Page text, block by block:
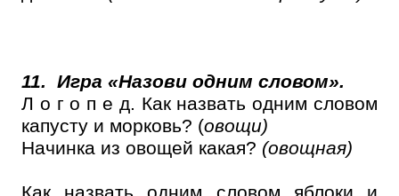
11. Игра «Назови одним словом».
Л о г о п е д. Как назвать одним словом
капусту и морковь? (овощи)
Начинка из овощей какая? (овощная)